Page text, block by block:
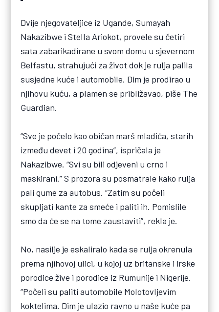
Dvije njegovateljice iz Ugande, Sumayah
Nakazibwe i Stella Ariokot, provele su četiri
sata zabarikadirane u svom domu u sjevernom
Belfastu, strahujući za život dok je rulja palila
susjedne kuće i automobile. Dim je prodirao u
njihovu kuću, a plamen se približavao, piše The
Guardian.
“Sve je počelo kao običan marš mladića, starih
između devet i 20 godina”, ispričala je
Nakazibwe. “Svi su bili odjeveni u crno i
maskirani.” S prozora su posmatrale kako rulja
pali gume za autobus. “Zatim su počeli
skupljati kante za smeće i paliti ih. Pomislile
smo da će se na tome zaustaviti”, rekla je.
No, nasilje je eskaliralo kada se rulja okrenula
prema njihovoj ulici, u kojoj uz britanske i irske
porodice žive i porodice iz Rumunije i Nigerije.
“Počeli su paliti automobile Molotovljevim
koktelima. Dim je ulazio ravno u naše kuće pa